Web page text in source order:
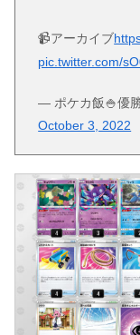
📹アーカイブ
pic.twitter.com/
— ポケカ飯🍚優
October 3, 2022